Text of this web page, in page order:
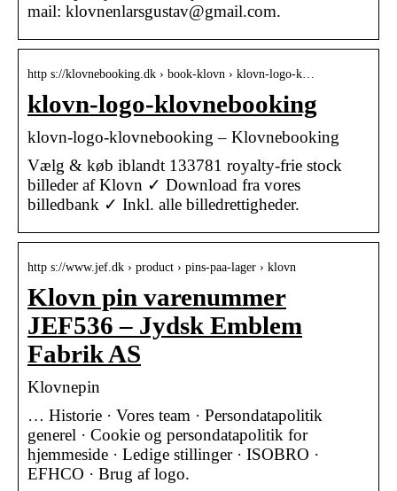
mail: klovnenlarsgustav@gmail.com.
http s://klovnebooking.dk › book-klovn › klovn-logo-k…
klovn-logo-klovnebooking
klovn-logo-klovnebooking – Klovnebooking
Vælg & køb iblandt 133781 royalty-frie stock
billeder af Klovn ✓ Download fra vores
billedbank ✓ Inkl. alle billedrettigheder.
http s://www.jef.dk › product › pins-paa-lager › klovn
Klovn pin varenummer
JEF536 – Jydsk Emblem
Fabrik AS
Klovnepin
… Historie · Vores team · Persondatapolitik
generel · Cookie og persondatapolitik for
hjemmeside · Ledige stillinger · ISOBRO ·
EFHCO · Brug af logo.